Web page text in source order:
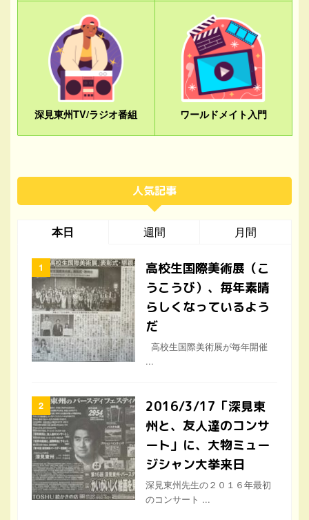
深見東州TV/ラジオ番組 ワールドメイト入門
人気記事
本日 週間 月間
高校生国際美術展（こ
うこうび）、毎年素晴
らしくなっているよう
だ
高校生国際美術展が毎年開催
...
2016/3/17「深見東
州と、友人達のコンサ
ート」に、大物ミュー
ジシャン大挙来日
深見東州先生の２０１６年最初
のコンサート ...